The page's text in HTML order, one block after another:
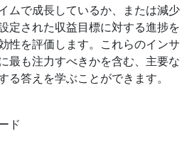
ムで成長しているか、または減少
定された収益目標に対する進捗を
性を評価します。これらのインサ
最も注力すべきかを含む、主要な
る答えを学ぶことができます。